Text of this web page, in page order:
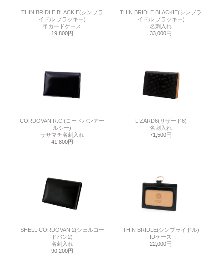
THIN BRIDLE BLACKIE(シンブラ
イドル ブラッキー)
単カードケース
19,800円
THIN BRIDLE BLACKIE(シンブラ
イドル ブラッキー)
名刺入れ
33,000円
CORDOVAN R.C.(コードバンアー
ルシー)
ササマチ名刺入れ
41,800円
LIZARD6(リザード6)
名刺入れ
71,500円
SHELL CORDOVAN 2(シェルコー
ドバン2)
名刺入れ
90,200円
THIN BRIDLE(シンブライドル)
IDケース
22,000円